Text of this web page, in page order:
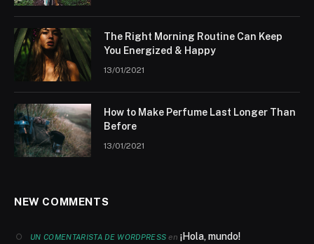
The Right Morning Routine Can Keep
You Energized & Happy
13/01/2021
How to Make Perfume Last Longer Than
Before
13/01/2021
NEW COMMENTS
UN COMENTARISTA DE WORDPRESS en¡Hola, mundo!